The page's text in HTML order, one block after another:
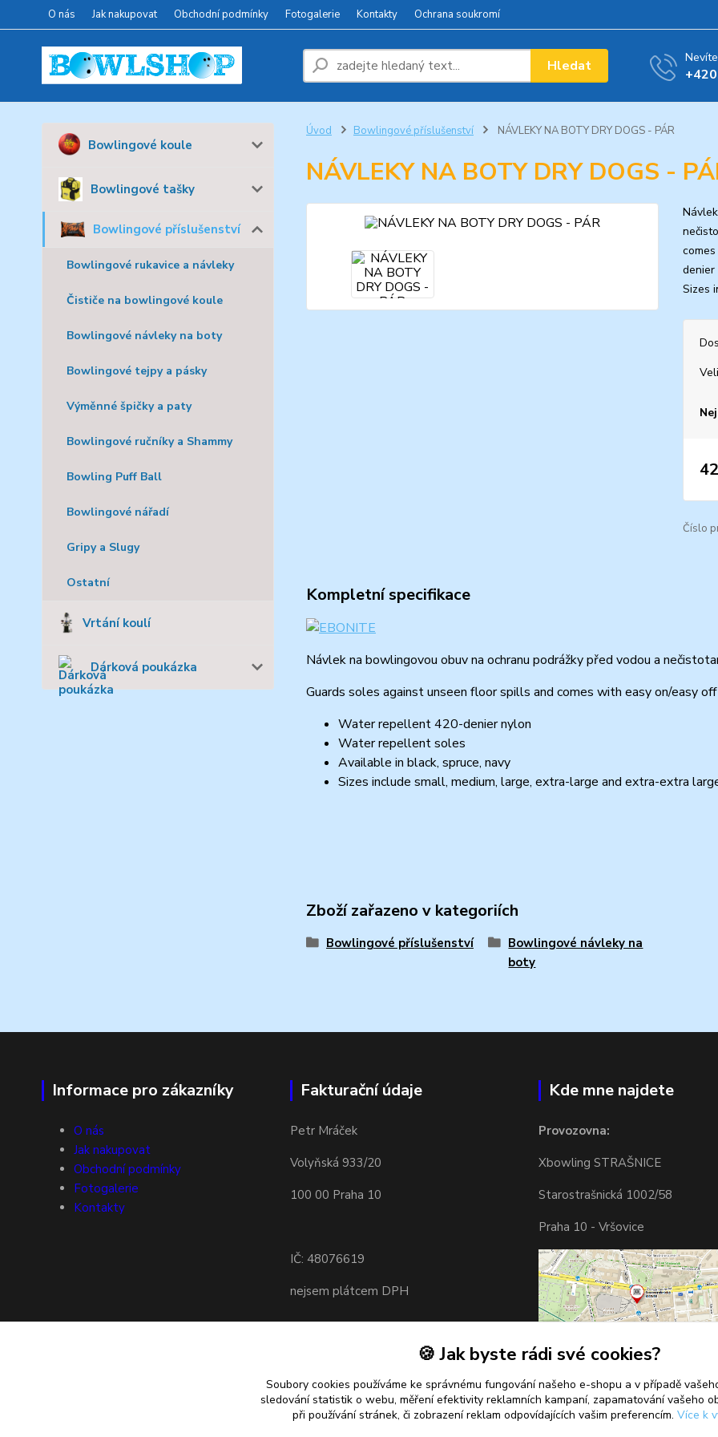
O nás Jak nakupovat Obchodní podmínky Fotogalerie Kontakty Ochrana soukromí
Hledat
Bowlingové koule
Bowlingové tašky
Bowlingové příslušenství
Bowlingové rukavice a návleky
Čističe na bowlingové koule
Bowlingové návleky na boty
Bowlingové tejpy a pásky
Výměnné špičky a paty
Bowlingové ručníky a Shammy
Bowling Puff Ball
Bowlingové nářadí
Gripy a Slugy
Ostatní
Vrtání koulí
Dárková poukázka
Úvod Bowlingové příslušenství NÁVLEKY NA BOTY DRY DOGS - PÁR
NÁVLEKY NA BOTY DRY DOGS -
Sizes
Číslo
Kompletní specifikace
Návlek na bowlingovou obuv na ochranu podrážky před vodou a
Guards soles against unseen floor spills and comes with easy on/easy
Water repellent 420-denier nylon
Water repellent soles
Available in black, spruce, navy
Sizes include small, medium, large, extra-large and extra-extra
Zboží zařazeno v kategoriích
Bowlingové příslušenství
Bowlingové návleky na
boty
Informace pro zákazníky
O nás
Jak nakupovat
Obchodní podmínky
Fotogalerie
Kontakty
Fakturační údaje
Petr Mráček
Volyňská 933/20
100 00 Praha 10
IČ: 48076619
nejsem plátcem DPH
Kde mne najdete
Provozovna:
Xbowling STRAŠNICE
Starostrašnická 1002/58
Praha 10 - Vršovice
🍪 Jak byste rádi své cookies?
Soubory cookies používáme ke správnému fungování našeho e-shopu a v případě
sledování statistik o webu, měření efektivity reklamních kampaní, zapamatování vašeho
při používání stránek, či zobrazení reklam odpovídajících vašim preferencím. Více k